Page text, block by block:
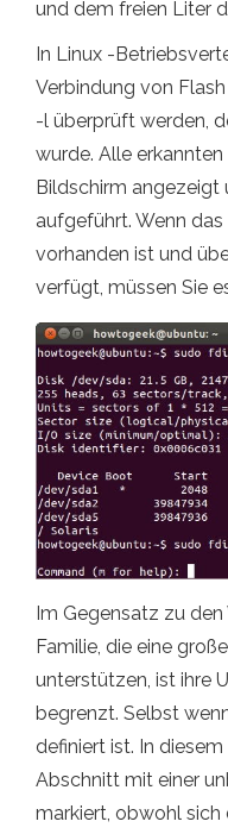
und dem freien Liter
In Linux -
Verbindung von
-l überprüft werden,
wurde. Alle
Bildschirm angezeigt
aufgeführt. Wenn
vorhanden ist und
verfügt, müssen Sie
Im Gegensatz zu
Familie, die eine
unterstützen, ist ihre
begrenzt. Selbst
definiert ist. In
Abschnitt mit einer
markiert, obwohl